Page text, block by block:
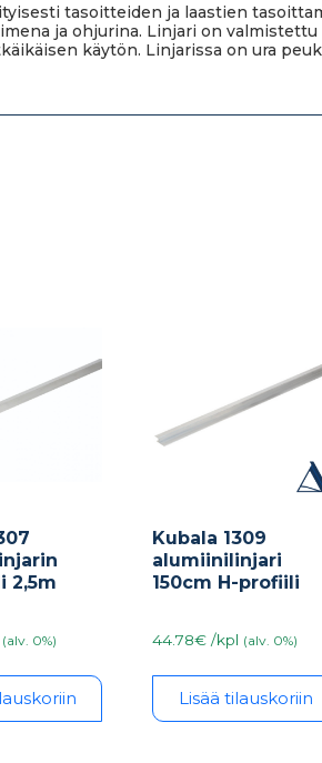
tasoitteiden ja laastien
ja ohjurina. Linjari on
käytön. Linjarissa on ura
2,5m
(alv. 0%)
Kubala 1309
alumiinilinjari
150cm H-profiili
44.78€ /kpl (alv. 0%)
Lisää tilauskoriin